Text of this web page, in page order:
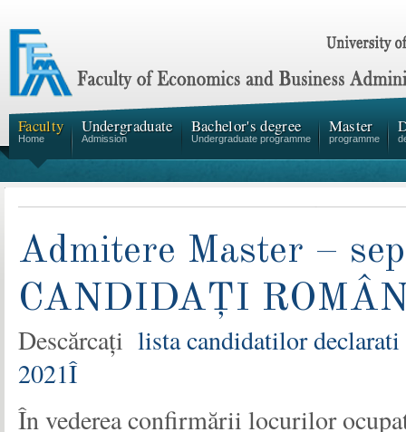
Faculty
Home
Undergraduate
Admission
Bachelor's degree
Undergraduate programme
Master
programme
Admitere Master –
CANDIDAȚI
Descărcați lista candidatilor
2021Î
În vederea confirmării locurilor